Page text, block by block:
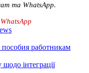
та WhatsApp.
WhatsApp
работникам
інтеграції